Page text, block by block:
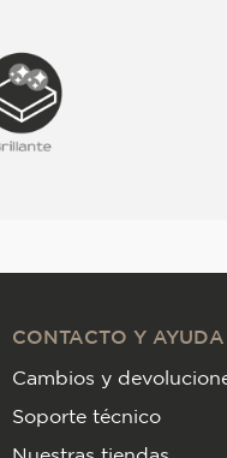
CONTACTO Y AYUDA
Cambios y
Soporte técnico